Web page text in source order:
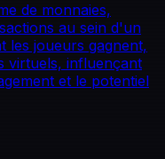
de monnaies,
au sein d'un
les joueurs gagnent,
virtuels, influençant
et le potentiel